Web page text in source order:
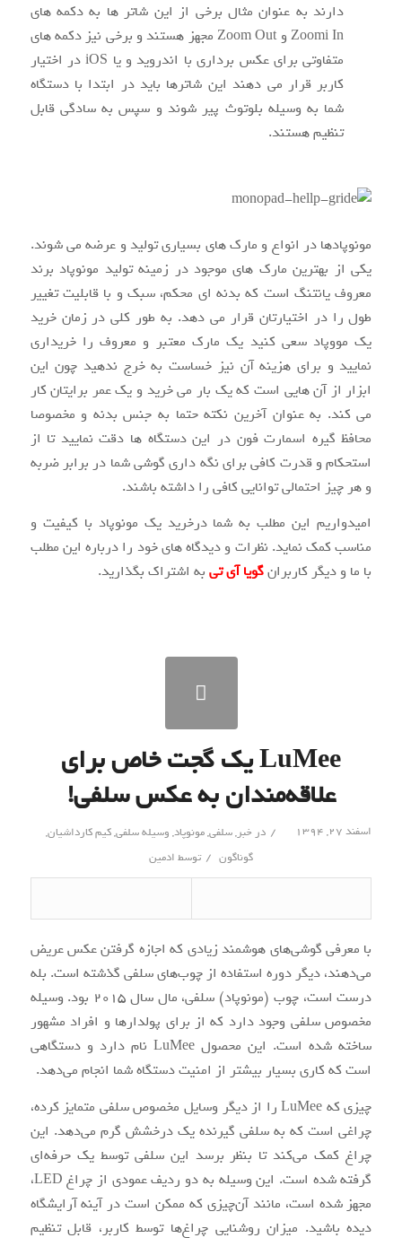
دارند به عنوان مثال برخی از این شاتر ها به دکمه های
Zoomi In و Zoom Out مجهز هستند و برخی نیز دکمه های
متفاوتی برای عکس برداری با اندروید و یا iOS در اختیار
کاربر قرار می دهند این شاترها باید در ابتدا با دستگاه
شما به وسیله بلوتوث پیر شوند و سپس به سادگی قابل
تنظیم هستند.
مونوپادها در انواع و مارک های بسیاری تولید و عرضه می شوند.
یکی از بهترین مارک های موجود در زمینه تولید مونوپاد برند
معروف یانتنگ است که بدنه ای محکم، سبک و با قابلیت تغییر
طول را در اختیارتان قرار می دهد. به طور کلی در زمان خرید
یک مووپاد سعی کنید یک مارک معتبر و معروف را خریداری
نمایید و برای هزینه آن نیز خساست به خرج ندهید چون این
ابزار از آن هایی است که یک بار می خرید و یک عمر برایتان کار
می کند. به عنوان آخرین نکته حتما به جنس بدنه و مخصوصا
محافظ گیره اسمارت فون در این دستگاه ها دقت نمایید تا از
استحکام و قدرت کافی برای نگه داری گوشی شما در برابر ضربه
و هر چیز احتمالی توانایی کافی را داشته باشند.
امیدواریم این مطلب به شما درخرید یک مونوپاد با کیفیت و
مناسب کمک نماید. نظرات و دیدگاه های خود را درباره این مطلب
با ما و دیگر کاربرانگویا آی تیبه اشتراک بگذارید.
LuMee یک گجت خاص برای
علاقه‌مندان به عکس سلفی!
اسفند ۲۷, ۱۳۹۴ / درخبر,سلفی,مونوپاد, وسیله سلفی,کیم کارداشیان,
گوناگون / توسط ادمین
با معرفی گوشی‌های هوشمند زیادی که اجازه گرفتن عکس عریض
می‌دهند، دیگر دوره استفاده از چوب‌های سلفی گذشته‌ است. بله
درست است، چوب (مونوپاد) سلفی، مال سال 2015 بود. وسیله
مخصوص سلفی وجود دارد که از برای پولدارها و افراد مشهور
ساخته شده‌ است. این محصول LuMee نام دارد و دستگاهی
است که کاری بسیار بیشتر از امنیت دستگاه شما انجام می‌دهد.
چیزی که LuMee را از دیگر وسایل مخصوص سلفی متمایز کرده،
چراغی است که به سلفی گیرنده یک درخشش گرم می‌دهد. این
چراغ کمک می‌کند تا بنظر برسد این سلفی توسط یک حرفه‌ای
گرفته شده‌ است. این وسیله به دو ردیف عمودی از چراغ LED،
مجهز شده‌ است، مانند آن‌چیزی که ممکن است در آینه آرایشگاه
دیده‌ باشید. میزان روشنایی چراغ‌ها توسط کاربر، قابل تنظیم